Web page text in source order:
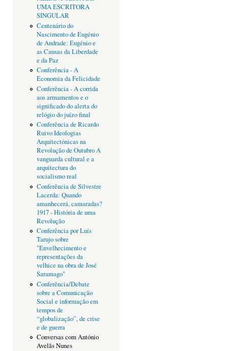
UMA ESCRITORA
SINGULAR
Centenário do
Nascimento de Eugénio
de Andrade: Eugénio e
as Causas da Liberdade
e da Paz
Conferência - A
Economia da Felicidade
Conferência - A corrida
aos armamentos e o
significado do alerta do
relógio do juízo final
Conferência de Ricardo
Ruivo Ideologias
Arquitectónicas na
Revolução de Outubro A
vanguarda cultural e a
arquitectura do
socialismo real
Conferência de Silvestre
Lacerda: Quando
amanhecerá, camaradas?
1917 - História de uma
Revolução
Conferência por Luís
Tarujo sobre
"Envelhecimento e
representações da
velhice na obra de José
Saramago"
Conferência/Debate
sobre a Comunicação
Social e informação em
tempos de
“globalização”, de crise
e de guerra
Conversas com António
Avelãs Nunes